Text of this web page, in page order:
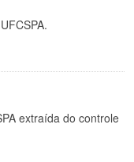
extraída do controle